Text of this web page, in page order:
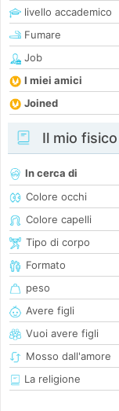
livello accademico
Fumare
Job
I miei amici
Joined
Il mio
In cerca di
Colore occhi
Colore capelli
Tipo di corpo
Formato
peso
Avere figli
Vuoi avere figli
Mosso dall'amore
La religione